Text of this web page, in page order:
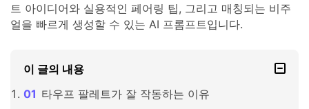
트 아이디어와 실용적인 페어링 팁, 그리고 매칭되는 비주
얼을 빠르게 생성할 수 있는 AI 프롬프트입니다.
이 글의 내용
타우프 팔레트가 잘 작동하는 이유